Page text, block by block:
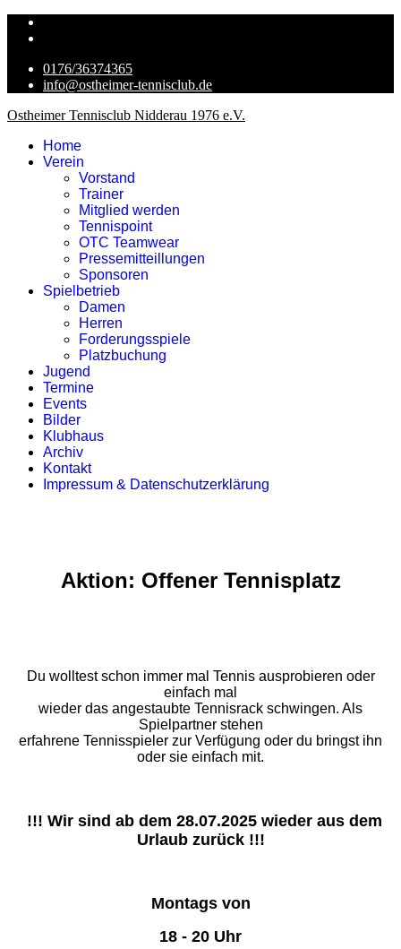
0176/36374365
info@ostheimer-tennisclub.de
Ostheimer Tennisclub Nidderau 1976 e.V.
Home
Verein
Vorstand
Trainer
Mitglied werden
Tennispoint
OTC Teamwear
Pressemitteillungen
Sponsoren
Spielbetrieb
Damen
Herren
Forderungsspiele
Platzbuchung
Jugend
Termine
Events
Bilder
Klubhaus
Archiv
Kontakt
Impressum & Datenschutzerklärung
Aktion: Offener Tennisplatz
Du wolltest schon immer mal Tennis ausprobieren oder
einfach mal
wieder das angestaubte Tennisrack schwingen. Als
Spielpartner stehen
erfahrene Tennisspieler zur Verfügung oder du bringst ihn
oder sie einfach mit.
!!! Wir sind ab dem 28.07.2025 wieder aus dem
Urlaub zurück !!!
Montags von
18 - 20 Uhr